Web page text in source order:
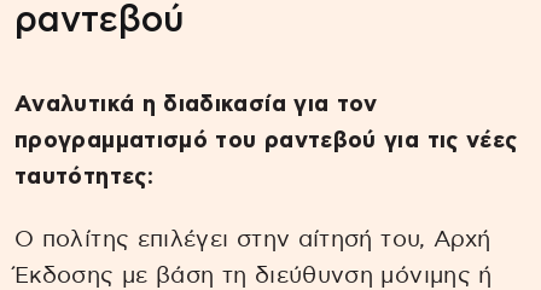
ραντεβού
Αναλυτικά η διαδικασία για τον
προγραμματισμό του ραντεβού για τις νέες
ταυτότητες:
Ο πολίτης επιλέγει στην αίτησή του, Αρχή
Έκδοσης με βάση τη διεύθυνση μόνιμης ή